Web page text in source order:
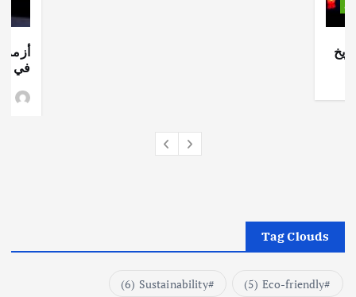
أزمة
في
Tag Clouds
Eco-friendly
(5)
Sustainability
(6)